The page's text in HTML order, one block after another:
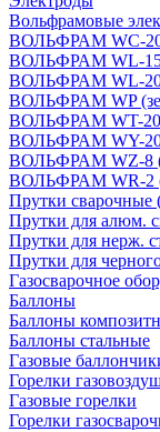
Вольфрамовые
ВОЛЬФРАМ WC-
ВОЛЬФРАМ WL-15
ВОЛЬФРАМ WL-20
ВОЛЬФРАМ WP
ВОЛЬФРАМ WT-20
ВОЛЬФРАМ WY-20
ВОЛЬФРАМ WZ-8
ВОЛЬФРАМ WR-2
Прутки сварочные
Прутки для алюм.
Прутки для нерж.
Прутки для
Газосварочное
Баллоны
Баллоны
Баллоны стальные
Газовые
Горелки
Газовые горелки
Горелки